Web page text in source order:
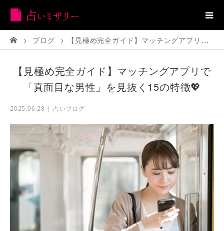
ブログ 【見極め完全ガイド】マッチングアプリで「真面目な男性」を見抜く15の特徴💖
【見極め完全ガイド】マッチングアプリで
「真面目な男性」を見抜く15の特徴💖
2025.06.28 占いブログ